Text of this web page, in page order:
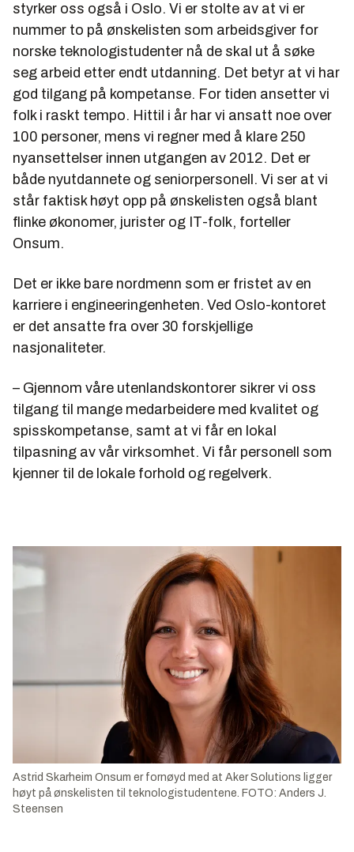
styrker oss også i Oslo. Vi er stolte av at vi er
nummer to på ønskelisten som arbeidsgiver for
norske teknologistudenter nå de skal ut å søke
seg arbeid etter endt utdanning. Det betyr at vi har
god tilgang på kompetanse. For tiden ansetter vi
folk i raskt tempo. Hittil i år har vi ansatt noe over
100 personer, mens vi regner med å klare 250
nyansettelser innen utgangen av 2012. Det er
både nyutdannete og seniorpersonell. Vi ser at vi
står faktisk høyt opp på ønskelisten også blant
flinke økonomer, jurister og IT-folk, forteller
Onsum.
Det er ikke bare nordmenn som er fristet av en
karriere i engineeringenheten. Ved Oslo-kontoret
er det ansatte fra over 30 forskjellige
nasjonaliteter.
– Gjennom våre utenlandskontorer sikrer vi oss
tilgang til mange medarbeidere med kvalitet og
spisskompetanse, samt at vi får en lokal
tilpasning av vår virksomhet. Vi får personell som
kjenner til de lokale forhold og regelverk.
Astrid Skarheim Onsum er fornøyd med at Aker Solutions ligger
høyt på ønskelisten til teknologistudentene. FOTO: Anders J.
Steensen